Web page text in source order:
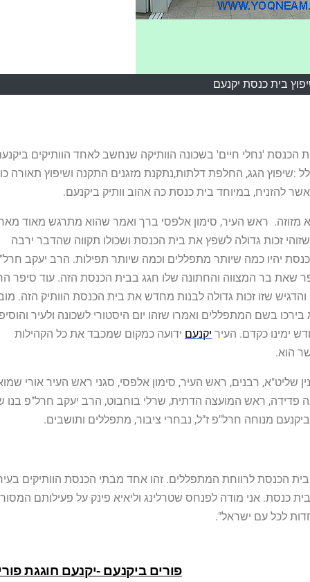
בית כנסת יקנעם
הכנסת 'נחלי חיים' בשכונה הוותיקה שנחשב לאחד הוותיקים
:שיפוץ הגג, החלפת דלתות,נתקנת מזגנים התקנה ושיפוץ תאורה
להזניח, במיוחד בית כנסת כה אהוב וותיק ביקנעם.
מזוזה. ראש העיר, סימון אלפסי ברך ואמר שהוא מתרגש מאוד
זכות גדולה לשפץ את בית הכנסת ושכולו תקווה שהדבר ירבה
יהיו כמה שיותר מתפללים וכמה שיותר תפילות. הרב יעקב
שאת בר המצווה והחתונה שלו חגג בבית הכנסת הזה. עוד סיפר
שזו זכות גדולה לבנות מחדש את בית הכנסת הוותיק הזה.
בשם המתפללים ואמרו שזהו יום היסטורי לשכונה ולעיר
ימינו כקדם. העיר יקנעם ידועה כמקום שמכבד את כל הקהילות
הוא.
שליט"א, רבנים, ראש העיר, סימון אלפסי, סגני ראש העיר אורי
פדידה, ראש המועצה הדתית, שרלי בוחבוט, הרב יעקב חרל"פ בנו
מנוחה חרל"פ ז"ל, נבחרי ציבור, מתפללים ותושבים.
בית הכנסת לרווחת המתפללים. זהו אחד מבתי הכנסת הוותיקים
כנסת. אני מודה לפנחס שטרלינג וליאיא פינק על פעילותם
לכל עם ישראל".
פורים ביקנעם -יקנעם חוגגת